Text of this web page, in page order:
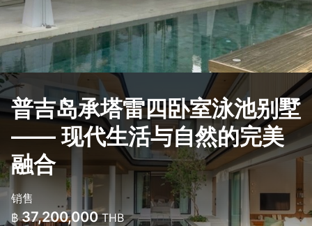
普吉岛承塔雷四卧室泳池别墅
—— 现代生活与自然的完美
融合
销售
฿ 37,200,000THB